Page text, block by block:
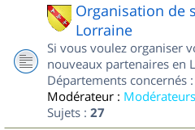
Organisation de
Lorraine
Si vous voulez organiser
nouveaux partenaires en
Départements concernés
Modérateur :
Sujets : 27